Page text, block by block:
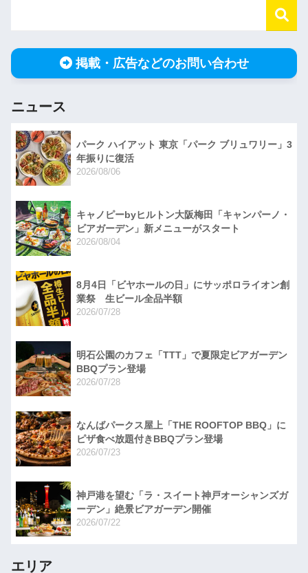
掲載・広告などのお問い合わせ
ニュース
パーク ハイアット 東京「パーク ブリュワリー」3
年振りに復活
2026/08/06
キャノピーbyヒルトン大阪梅田「キャンパーノ・
ビアガーデン」新メニューがスタート
2026/08/04
8月4日「ビヤホールの日」にサッポロライオン創
業祭 生ビール全品半額
2026/07/28
明石公園のカフェ「TTT」で夏限定ビアガーデン
BBQプラン登場
2026/07/28
なんばパークス屋上「THE ROOFTOP BBQ」に
ピザ食べ放題付きBBQプラン登場
2026/07/23
神戸港を望む「ラ・スイート神戸オーシャンズガ
ーデン」絶景ビアガーデン開催
2026/07/22
エリア